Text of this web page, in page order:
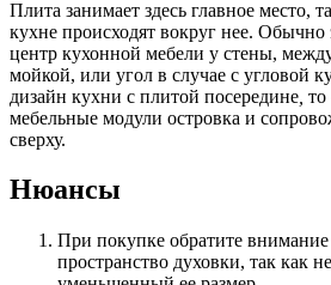
Плита занимает здесь главное место,
кухне происходят вокруг нее. Обычно
центр кухонной мебели у стены,
мойкой, или угол в случае с угловой
дизайн кухни с плитой посередине то
мебельные модули островка и
сверху.
Нюансы
При покупке обратите внимание
пространство духовки, так как